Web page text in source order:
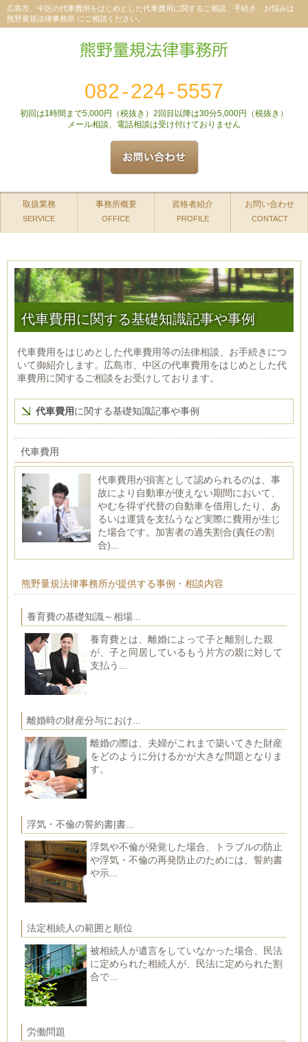
広島市、中区の代車費用をはじめとした代車費用に関するご相談、手続き、お悩みは
熊野量規法律事務所 にご相談ください。
082-224-5557
初回は1時間まで5,000円（税抜き）2回目以降は30分5,000円（税抜き）
メール相談、電話相談は受け付けておりません
取扱業務
SERVICE
事務所概要
OFFICE
資格者紹介
PROFILE
お問い合わせ
CONTACT
代車費用に関する基礎知識記事や事例
代車費用をはじめとした代車費用等の法律相談、お手続きにつ
いて御紹介します。広島市、中区の代車費用をはじめとした代
車費用に関するご相談をお受けしております。
代車費用に関する基礎知識記事や事例
代車費用
代車費用が損害として認められるのは、事
故により自動車が使えない期間において、
やむを得ず代替の自動車を借用したり、あ
るいは運賃を支払うなど実際に費用が生じ
た場合です。加害者の過失割合(責任の割
合)...
熊野量規法律事務所が提供する事例・相談内容
養育費の基礎知識～相場...
養育費とは、離婚によって子と離別した親
が、子と同居しているもう片方の親に対して
支払う...
離婚時の財産分与におけ...
離婚の際は、夫婦がこれまで築いてきた財産
をどのように分けるかが大きな問題となりま
す。
浮気・不倫の誓約書|書...
浮気や不倫が発覚した場合、トラブルの防止
や浮気・不倫の再発防止のためには、誓約書
や示...
法定相続人の範囲と順位
被相続人が遺言をしていなかった場合、民法
に定められた相続人が、民法に定められた割
合で...
労働問題